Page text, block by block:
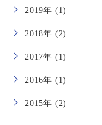
2019年 (1)
2018年 (2)
2017年 (1)
2016年 (1)
2015年 (2)